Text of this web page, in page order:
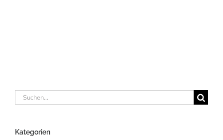
Suche
Kategorien